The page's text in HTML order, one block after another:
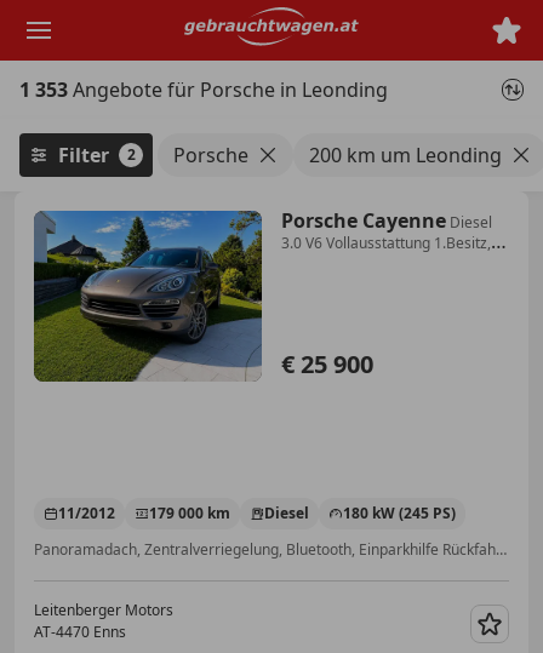
Hauptinhalt
1 353Angebote für Porsche in Leonding
Filter 2 Porsche 200 km um Leonding
Porsche Cayenne Diesel
3.0 V6 Vollausstattung 1.Besitz,
€ 25 900
11/2012 179 000 km Diesel
180 kW (245 PS)
Panoramadach, Zentralverriegelung, Bluetooth, Einparkhilfe Rückfahrkamera, Elektrische Sitze, ESP, LED-Tagfahrlicht, Start/Stop-Automatik
Leitenberger Motors
AT-4470 Enns